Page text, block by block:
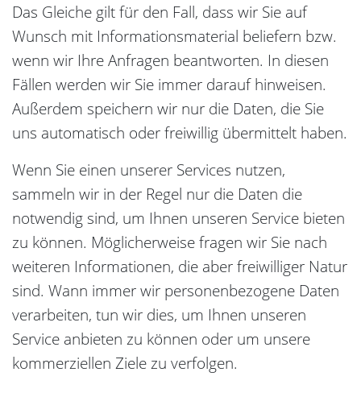
Das Gleiche gilt für den Fall, dass wir Sie auf
Wunsch mit Informationsmaterial beliefern bzw.
wenn wir Ihre Anfragen beantworten. In diesen
Fällen werden wir Sie immer darauf hinweisen.
Außerdem speichern wir nur die Daten, die Sie
uns automatisch oder freiwillig übermittelt haben.
Wenn Sie einen unserer Services nutzen,
sammeln wir in der Regel nur die Daten die
notwendig sind, um Ihnen unseren Service bieten
zu können. Möglicherweise fragen wir Sie nach
weiteren Informationen, die aber freiwilliger Natur
sind. Wann immer wir personenbezogene Daten
verarbeiten, tun wir dies, um Ihnen unseren
Service anbieten zu können oder um unsere
kommerziellen Ziele zu verfolgen.